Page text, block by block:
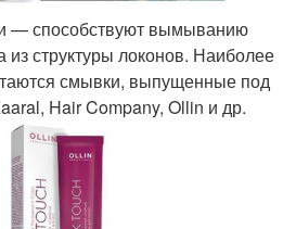
— способствуют вымыванию
из структуры локонов. Наиболее
смывки, выпущенные под
Hair Company, Ollin и др.